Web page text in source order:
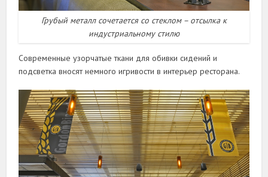
Грубый металл сочетается со стеклом – отсылка к
индустриальному стилю
Современные узорчатые ткани для обивки сидений и
подсветка вносят немного игривости в интерьер ресторана.